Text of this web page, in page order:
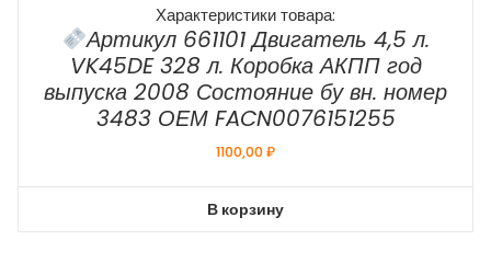
Характеристики товара:
Артикул 661101 Двигатель 4,5 л.
VK45DE 328 л. Коробка АКПП год
выпуска 2008 Состояние бу вн. номер
3483 ОЕМ FACN0076151255
1100,00₽
В корзину